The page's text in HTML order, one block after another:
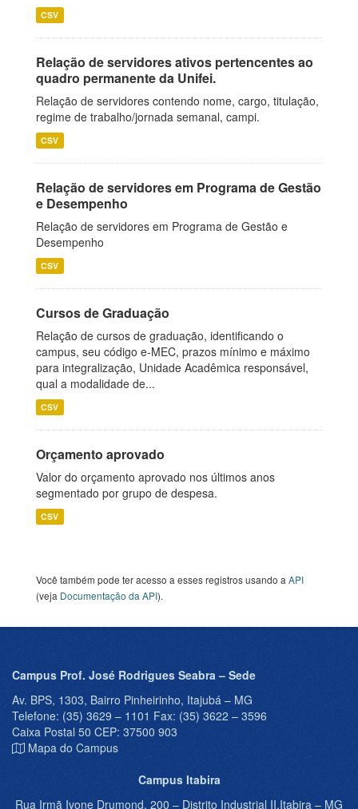
CSV
Relação de servidores ativos pertencentes ao
quadro permanente da Unifei.
Relação de servidores contendo nome, cargo, titulação,
regime de trabalho/jornada semanal, campi.
CSV
Relação de servidores em Programa de Gestão
e Desempenho
Relação de servidores em Programa de Gestão e
Desempenho
CSV
Cursos de Graduação
Relação de cursos de graduação, identificando o
campus, seu código e-MEC, prazos mínimo e máximo
para integralização, Unidade Acadêmica responsável,
qual a modalidade de...
CSV
Orçamento aprovado
Valor do orçamento aprovado nos últimos anos
segmentado por grupo de despesa.
CSV
Você também pode ter acesso a esses registros usando a API
(veja Documentação da API).
Campus Prof. José Rodrigues Seabra – Sede
Av. BPS, 1303, Bairro Pinheirinho, Itajubá – MG
Telefone: (35) 3629 – 1101 Fax: (35) 3622 – 3596
Caixa Postal 50 CEP: 37500 903
Mapa do Campus
Campus Itabira
Rua Irmã Ivone Drumond, 200 – Distrito Industrial II,Itabira – MG